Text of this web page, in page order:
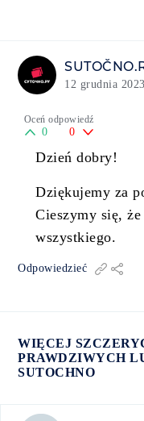
12 grudnia
Oceń odpowiedź
0 0
Dzień dobry!
Dziękujemy za
Cieszymy się,
wszystkiego.
Odpowiedzieć
WIĘCEJ
PRAWDZIWYCH
SUTOCHNO